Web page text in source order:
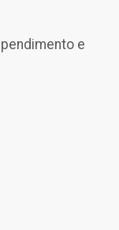
e